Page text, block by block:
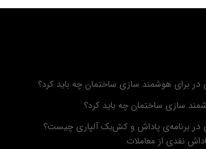
در برای هوشمند سازی ساختمان چه باید کرد؟
سازی ساختمان چه باید کرد؟
در برنامه‌ی پاداش و کش‌بک آلپاری چیست؟
نقدی از معاملات